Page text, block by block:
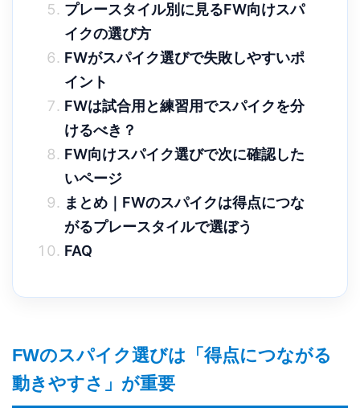
プレースタイル別に見るFW向けスパ
イクの選び方
FWがスパイク選びで失敗しやすいポ
イント
FWは試合用と練習用でスパイクを分
けるべき？
FW向けスパイク選びで次に確認した
いページ
まとめ｜FWのスパイクは得点につな
がるプレースタイルで選ぼう
FAQ
FWのスパイク選びは「得点につながる
動きやすさ」が重要